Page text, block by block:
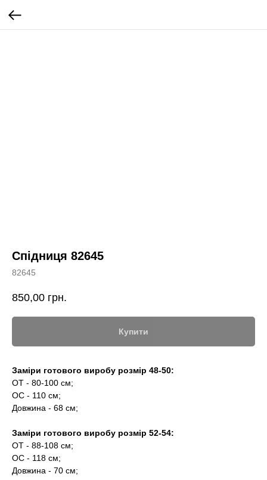
Спідниця 82645
82645
850,00 грн.
Купити
Заміри готового виробу розмір 48-50:
ОТ - 80-100 см;
ОС - 110 см;
Довжина - 68 см;
Заміри готового виробу розмір 52-54:
ОТ - 88-108 см;
ОС - 118 см;
Довжина - 70 см;